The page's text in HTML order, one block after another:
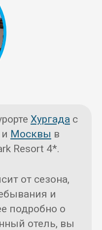
Хургада с
Москвы в
Resort 4*.
от сезона,
и
подробно о
отель, вы